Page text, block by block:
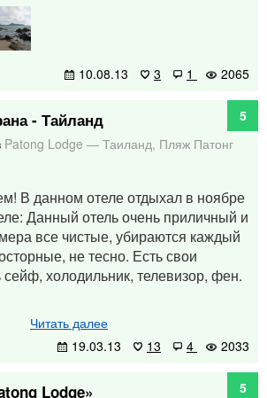
10.08.13 3 1 2065
- Тайланд
5
Patong Lodge — Таиланд, Пляж Патонг
В данном отеле отдыхал в ноябре
Данный отель очень приличный и
все чистые, убираются каждый
не тесно. Есть свои
сейф, холодильник, телевизор, фен.
Читать далее
19.03.13
13 4 2033
Lodge» 5